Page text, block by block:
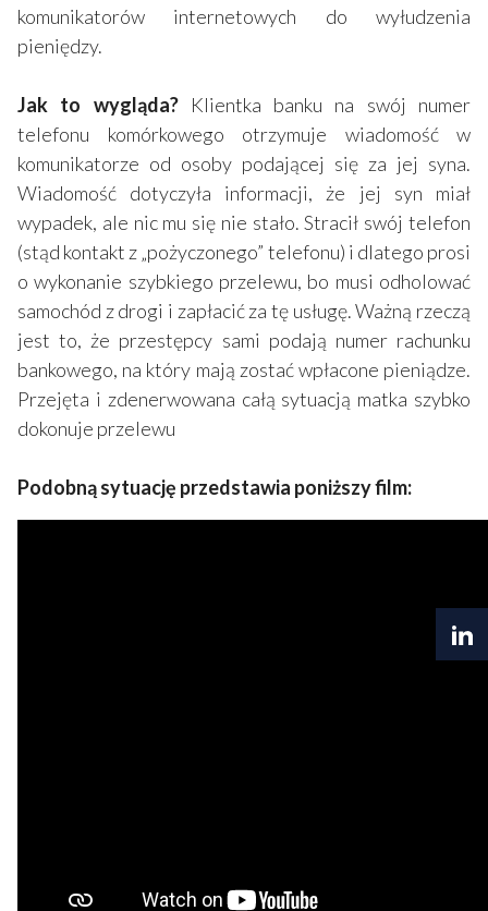
komunikatorów internetowych do wyłudzenia
pieniędzy.
Jak to wygląda?Klientka banku na swój numer
telefonu komórkowego otrzymuje wiadomość w
komunikatorze od osoby podającej się za jej syna.
Wiadomość dotyczyła informacji, że jej syn miał
wypadek, ale nic mu się nie stało. Stracił swój telefon
(stąd kontakt z „pożyczonego” telefonu) i dlatego prosi
o wykonanie szybkiego przelewu, bo musi odholować
samochód z drogi i zapłacić za tę usługę. Ważną rzeczą
jest to, że przestępcy sami podają numer rachunku
bankowego, na który mają zostać wpłacone pieniądze.
Przejęta i zdenerwowana całą sytuacją matka szybko
dokonuje przelewu
Podobną sytuację przedstawia poniższy film: